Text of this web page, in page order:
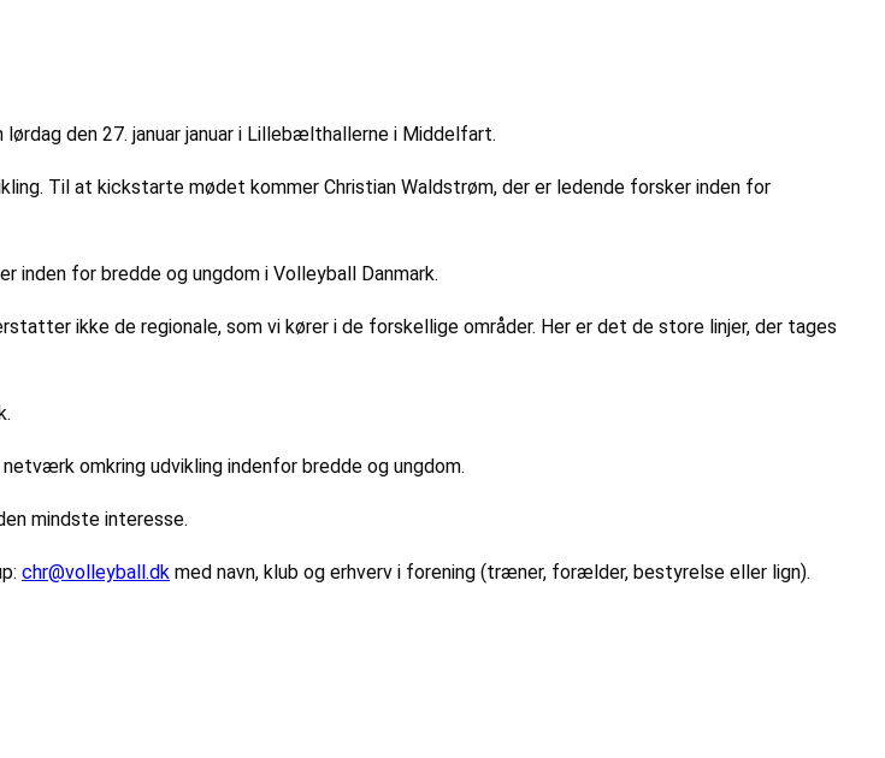
den 27. januar januar i Lillebælthallerne i Middelfart.
Til at kickstarte mødet kommer Christian Waldstrøm, der er ledende forsker inden for
for bredde og ungdom i Volleyball Danmark.
ikke de regionale, som vi kører i de forskellige områder. Her er det de store linjer, der tages
omkring udvikling indenfor bredde og ungdom.
mindste interesse.
chr@volleyball.dk med navn, klub og erhverv i forening (træner, forælder, bestyrelse eller lign).